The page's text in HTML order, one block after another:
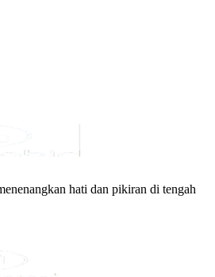
hati dan pikiran di tengah